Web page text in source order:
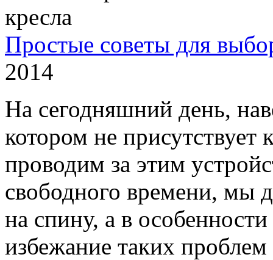
Простые советы для
2014
На сегодняшний день,
котором не
проводим за этим
свободного времени, мы
на спину, а в
избежание таких проблем